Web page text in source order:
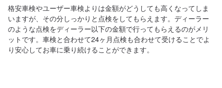
格安車検やユーザー車検よりは金額がどうしても高くなってしま
いますが、その分しっかりと点検をしてもらえます。ディーラー
のような点検をディーラー以下の金額で行ってもらえるのがメリ
ットです。車検と合わせて24ヶ月点検も合わせて受けることでよ
り安心してお車に乗り続けることができます。